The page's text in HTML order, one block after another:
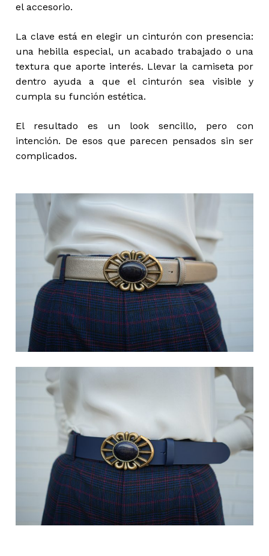
el accesorio.
La clave está en elegir un cinturón con presencia:
una hebilla especial, un acabado trabajado o una
textura que aporte interés. Llevar la camiseta por
dentro ayuda a que el cinturón sea visible y
cumpla su función estética.
El resultado es un look sencillo, pero con
intención. De esos que parecen pensados sin ser
complicados.